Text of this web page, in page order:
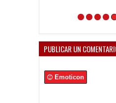
PUBLICAR UN
Emoticon